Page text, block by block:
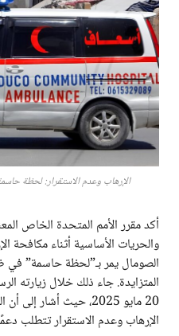
الإرهاب وعدم الاستقرار: لحظة
أكد مقرر الأمم المتحدة الخاص
والحريات الأساسية أثناء مكافحة
الصومال يمر بـ”لحظة حاسمة” في
20 مايو 2025، حيث
الإرهاب وعدم الاستقرار تتطلب